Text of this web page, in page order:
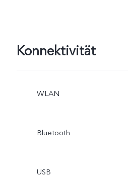
Konnektivität
WLAN
Bluetooth
USB